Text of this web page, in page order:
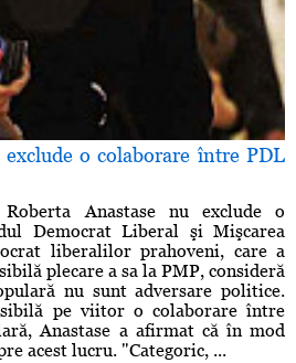
o colaborare între PDL
Anastase nu exclude o
Democrat Liberal şi Mişcarea
liberalilor prahoveni, care a
plecare a sa la PMP, consideră
nu sunt adversare politice.
pe viitor o colaborare între
Anastase a afirmat că în mod
acest lucru. "Categoric, ...